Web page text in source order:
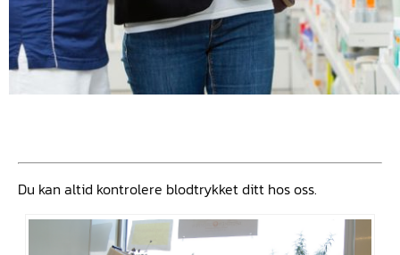
Du kan altid kontrolere blodtrykket ditt hos oss.